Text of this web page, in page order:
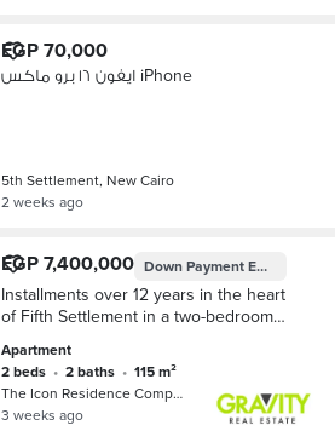
EGP 70,000
ايفون ١٦ برو ماكس iPhone
5th Settlement, New Cairo
2 weeks ago
EGP 7,400,000 Down PaymentEGP 740,000
Installments over 12 years in the heart
of Fifth Settlement in a two-bedroom
Icon
Apartment
2 beds • 2 baths •
115 m²
The Icon Residence Compound, 5th Se…
3 weeks ago